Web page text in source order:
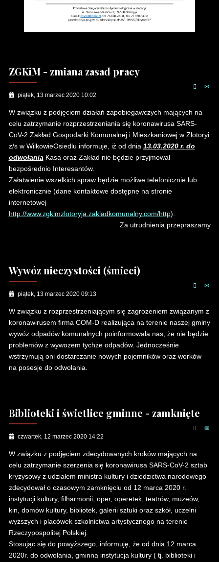
ZGKiM - zmiana zasad pracy
piątek, 13 marzec 2020 10:02
W związku z podjęciem działań zapobiegawczych mających na
celu zatrzymanie rozprzestrzeniania się koronawirusa SARS-
CoV-2 Zakład Gospodarki Komunalnej i Mieszkaniowej w Złotoryi
z/s w WilkowieOsiedlu informuje, iż od dnia 13.03.2020 r. do
odwołaniaKasa oraz Zakład nie będzie przyjmował
bezpośrednio Interesantów.
Załatwienie wszelkich spraw będzie możliwe telefonicznie lub
elektronicznie (dane kontaktowe dostępne na stronie
internetowej
http://www.zgkimzlotoryja.zakladkomunalny.com/http).
Za utrudnienia przepraszamy
Wywóz nieczystości (śmieci)
piątek, 13 marzec 2020 09:13
W związku z rozprzestrzeniającym się zagrożeniem związanym z
koronawirusem firma COM-D realizująca na terenie naszej gminy
wywóz odpadów komunalnych poinformowała nas, że nie będzie
problemów z wywozem tychże odpadów. Jednocześnie
wstrzymują oni dostarczanie nowych pojemników oraz worków
na posesje do odwołania.
Biblioteki i świetlice gminne - zamknięte
czwartek, 12 marzec 2020 14:22
W związku z podjęciem zdecydowanych kroków mających na
celu zatrzymanie szerzenia się koronawirusa SARS-CoV-2 sztab
kryzysowy z udziałem ministra kultury i dziedzictwa narodowego
zdecydował o czasowym zamknięciu od 12 marca 2020 r.
instytucji kultury, filharmonii, oper, operetek, teatrów, muzeów,
kin, domów kultury, bibliotek, galerii sztuki oraz szkół, uczelni
wyższych i placówek szkolnictwa artystycznego na terenie
Rzeczypospolitej Polskiej.
Stosując się do powyższego, informuję, że od dnia 12 marca
2020r. do odwołania, gminna instytucja kultury ( tj. biblioteki i